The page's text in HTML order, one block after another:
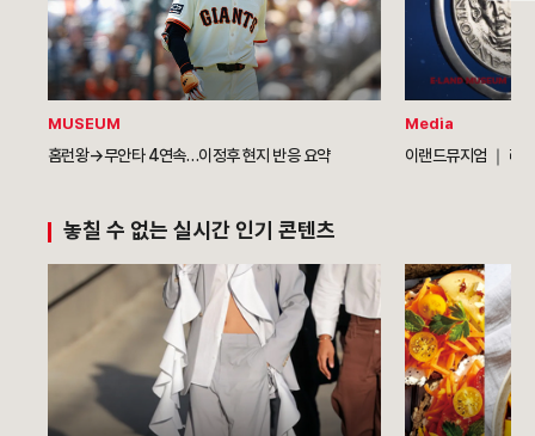
MUSEUM
홈런왕→무안타 4연속…이정후 현지 반응 요약
Media
이랜드뮤지엄 ｜ 라
놓칠 수 없는 실시간 인기 콘텐츠